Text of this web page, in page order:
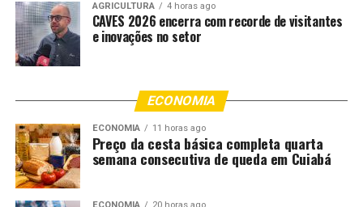
mail festivaldeartescenicaspretama@gmail.com.
Fonte: EBC Cultura
Comentários
AGRICULTURA 4 horas ago
CAVES 2026 encerra com recorde de visitantes
e inovações no setor
ECONOMIA
ECONOMIA 11 horas ago
Preço da cesta básica completa quarta
semana consecutiva de queda em Cuiabá